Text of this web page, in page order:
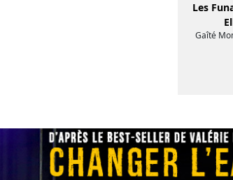
Les
Gaîté